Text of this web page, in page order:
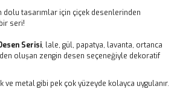
dolu tasarımlar için çiçek desenlerinden
seri!
Serisi, lale, gül, papatya, lavanta, ortanca
oluşan zengin desen seçeneğiyle dekoratif
ve metal gibi pek çok yüzeyde kolayca uygulanır.